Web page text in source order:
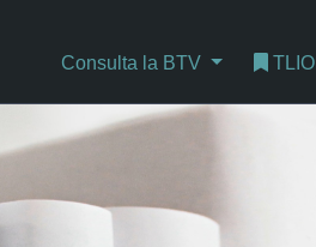
Consulta la BTV TLIO